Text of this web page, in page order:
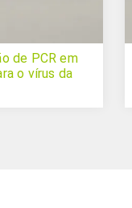
de PCR em
o vírus da